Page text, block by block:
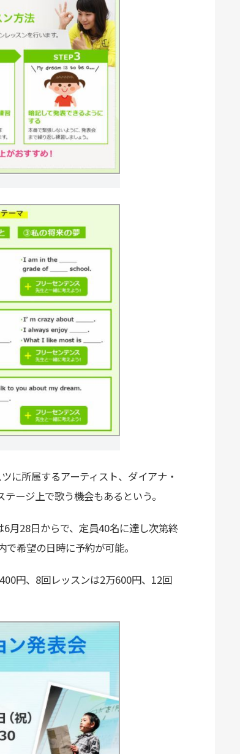
に所属するアーティスト、ダイアナ・
ジ上で歌う機会もあるという。
月28日からで、定員40名に達し次第終
希望の日時に予約が可能。
円、8回レッスンは2万600円、12回